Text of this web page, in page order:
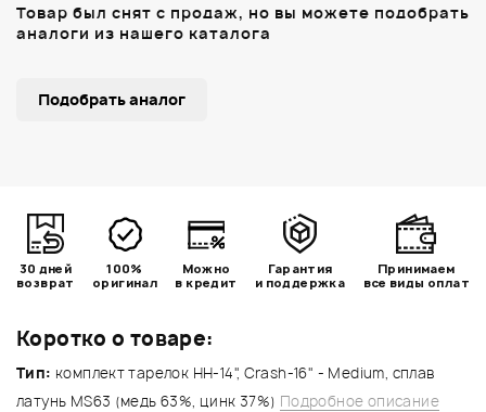
Коротко о товаре:
Тип: комплект тарелок HH-14", Crash-16" - Medium, сплав
латунь MS63 (медь 63%, цинк 37%) Подробное описание
Товар был снят с продаж, но вы можете подобрать
аналоги из нашего каталога
Подобрать аналог
30 дней
возврат
100%
оригинал
Можно
в кредит
Гарантия
и поддержка
Принимаем
все виды оплат